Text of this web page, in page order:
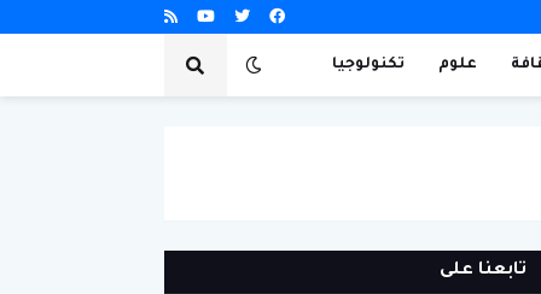
علوم تكنولوجيا
تابعنا على